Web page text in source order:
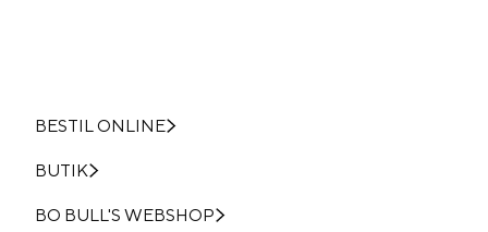
BESTIL ONLINE
BUTIK
BO BULL'S WEBSHOP